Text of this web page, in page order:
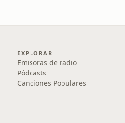
EXPLORAR
Emisoras de radio
Pódcasts
Canciones Populares